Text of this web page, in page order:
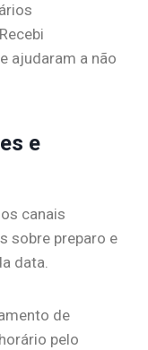
ajudaram a não
e
canais
sobre preparo e
data.
de
pelo